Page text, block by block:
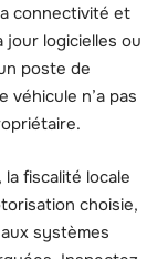
connectivité et
jour logicielles ou
poste de
n’a pas
la fiscalité locale
choisie,
systèmes